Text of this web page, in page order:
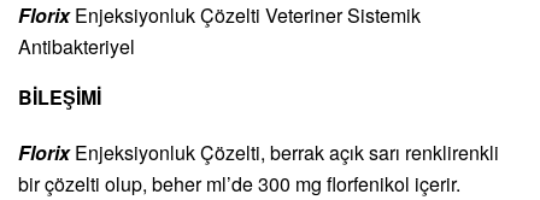
FlorixEnjeksiyonluk Çözelti Veteriner Sistemik
Antibakteriyel
BİLEŞİMİ
FlorixEnjeksiyonluk Çözelti, berrak açık sarı renklirenkli
bir çözelti olup, beher ml’de 300 mg florfenikol içerir.